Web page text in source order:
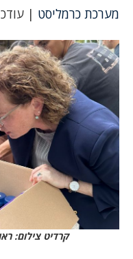
מערכת כרמליסט | עודכן:
קרדיט צילום: